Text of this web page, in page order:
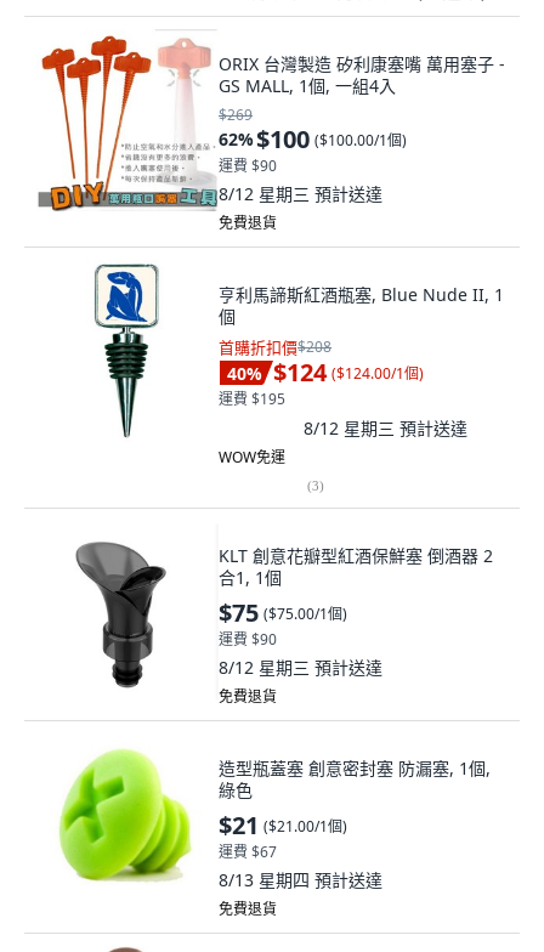
ORIX 台灣製造 矽利康塞嘴 萬用塞子 -
GS MALL, 1個, 一組4入
$269
62%$100 ($100.00/1個)
運費 $90
8/12 星期三 預計送達
免費退貨
亨利馬諦斯紅酒瓶塞, Blue Nude II, 1
個
首購折扣價$208
40% $124 ($124.00/1個)
運費 $195
8/12 星期三 預計送達
WOW免運
(3)
KLT 創意花瓣型紅酒保鮮塞 倒酒器 2
合1, 1個
$75 ($75.00/1個)
運費 $90
8/12 星期三 預計送達
免費退貨
造型瓶蓋塞 創意密封塞 防漏塞, 1個,
綠色
$21 ($21.00/1個)
運費 $67
8/13 星期四 預計送達
免費退貨